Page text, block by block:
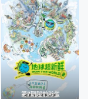
第7期超前彩蛋